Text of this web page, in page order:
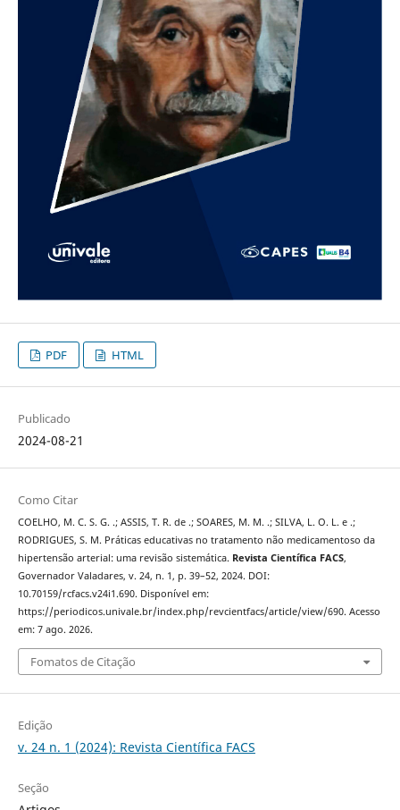
PDF HTML
Publicado
2024-08-21
Como Citar
COELHO, M. C. S. G. .; ASSIS, T. R. de .; SOARES, M. M. .; SILVA, L. O. L. e .;
RODRIGUES, S. M. Práticas educativas no tratamento não medicamentoso da
hipertensão arterial: uma revisão sistemática. Revista Científica FACS,
Governador Valadares, v. 24, n. 1, p. 39–52, 2024. DOI:
10.70159/rcfacs.v24i1.690. Disponível em:
https://periodicos.univale.br/index.php/revcientfacs/article/view/690. Acesso
em: 7 ago. 2026.
Fomatos de Citação
Edição
v. 24 n. 1 (2024): Revista Científica FACS
Seção